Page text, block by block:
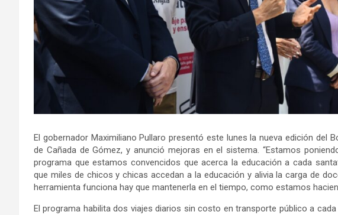
El gobernador Maximiliano Pullaro presentó este lunes la nueva edición del
de Cañada de Gómez, y anunció mejoras en el sistema. “Estamos
programa que estamos convencidos que acerca la educación a cada
que miles de chicos y chicas accedan a la educación y alivia la carga de
herramienta funciona hay que mantenerla en el tiempo, como estamos
El programa habilita dos viajes diarios sin costo en transporte público a